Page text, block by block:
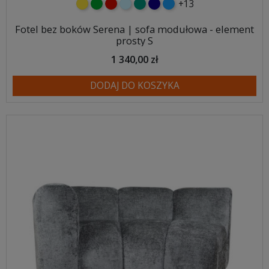
żółtyzielonyczerwony
błękitnyturkusowy
granatowy
niebieski
+13
Fotel bez boków Serena | sofa modułowa - element
prosty S
1 340,00 zł
DODAJ DO KOSZYKA